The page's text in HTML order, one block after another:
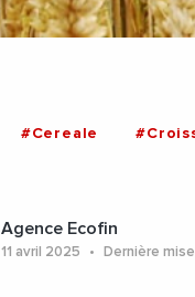
#Cereale
Agence Ecofin
11 avril 2025 Dernière